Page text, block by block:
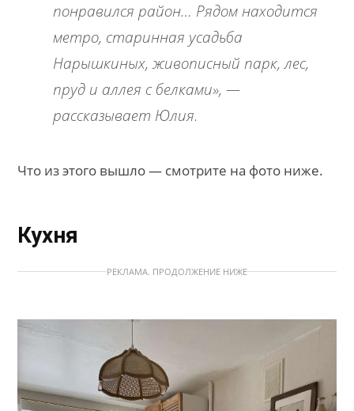
понравился район… Рядом находится
метро, старинная усадьба
Нарышкиных, живописный парк, лес,
пруд и аллея с белками», —
рассказывает Юлия.
Что из этого вышло — смотрите на фото ниже.
Кухня
РЕКЛАМА. ПРОДОЛЖЕНИЕ НИЖЕ